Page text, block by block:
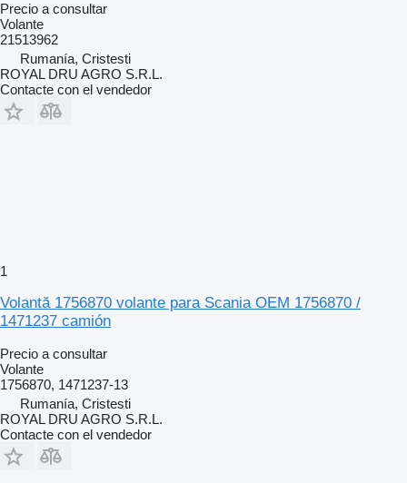
Precio a consultar
Volante
21513962
Rumanía, Cristesti
ROYAL DRU AGRO S.R.L.
Contacte con el vendedor
1
Volantă 1756870 volante para Scania OEM 1756870 /
1471237 camión
Precio a consultar
Volante
1756870, 1471237-13
Rumanía, Cristesti
ROYAL DRU AGRO S.R.L.
Contacte con el vendedor